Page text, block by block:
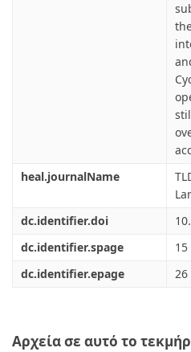
heal.journalName
dc.identifier.doi
dc.identifier.spage
15
dc.identifier.epage
26
Αρχεία σε αυτό το